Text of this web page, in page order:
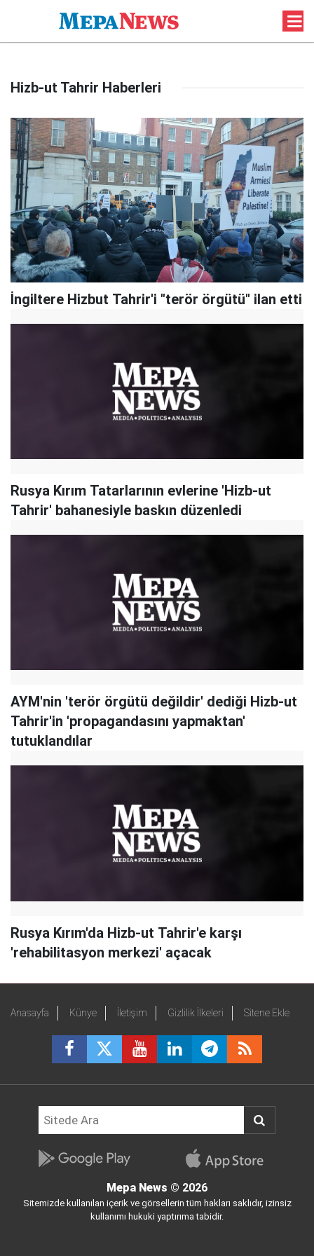
Hizb-ut Tahrir Haberleri
İngiltere Hizbut Tahrir'i "terör örgütü" ilan etti
Rusya Kırım Tatarlarının evlerine 'Hizb-ut
Tahrir' bahanesiyle baskın düzenledi
AYM'nin 'terör örgütü değildir' dediği Hizb-ut
Tahrir'in 'propagandasını yapmaktan'
tutuklandılar
Rusya Kırım'da Hizb-ut Tahrir'e karşı
'rehabilitasyon merkezi' açacak
Anasayfa Künye İletişim Gizlilik İlkeleri Sitene Ekle
Mepa News © 2026
Sitemizde kullanılan içerik ve görsellerin tüm hakları saklıdır, izinsiz
kullanımı hukuki yaptırıma tabidir.